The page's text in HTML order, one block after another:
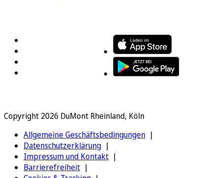
Copyright 2026 DuMont Rheinland, Köln
Allgemeine Geschäftsbedingungen
Datenschutzerklärung
Impressum und Kontakt
Barrierefreiheit